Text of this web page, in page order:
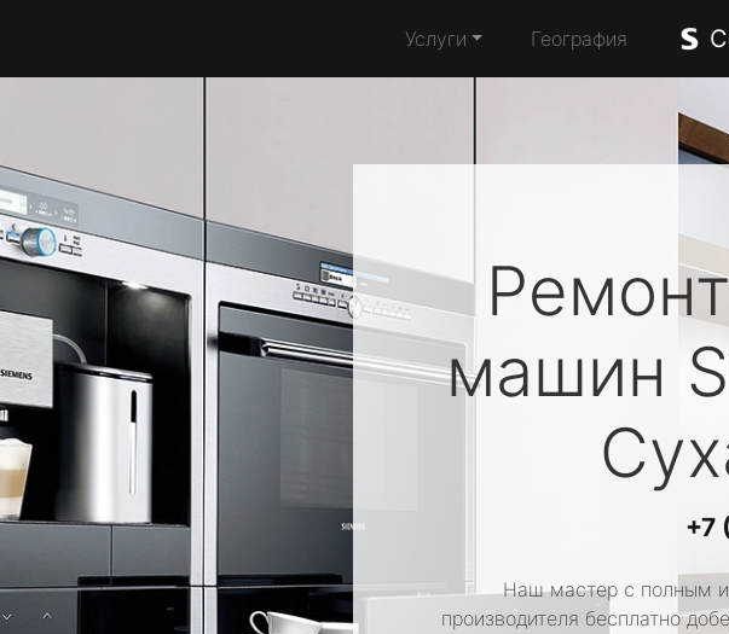
Услуги География
машин
+7
Наш мастер с полным
производителя бесплатно